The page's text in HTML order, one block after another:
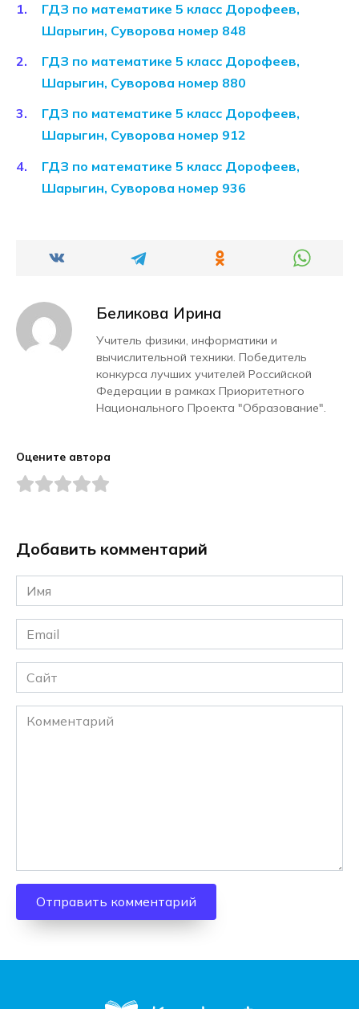
ГДЗ по математике 5 класс Дорофеев,
Шарыгин, Суворова номер 848
ГДЗ по математике 5 класс Дорофеев,
Шарыгин, Суворова номер 880
ГДЗ по математике 5 класс Дорофеев,
Шарыгин, Суворова номер 912
ГДЗ по математике 5 класс Дорофеев,
Шарыгин, Суворова номер 936
Беликова Ирина
Учитель физики, информатики и
вычислительной техники. Победитель
конкурса лучших учителей Российской
Федерации в рамках Приоритетного
Национального Проекта "Образование".
Оцените автора
Добавить комментарий
Имя
*
Email
*
Сайт
Комментарий